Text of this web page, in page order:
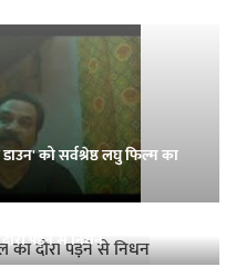
को सर्वश्रेष्ठ लघु फिल्म का
पड़ने से निधन